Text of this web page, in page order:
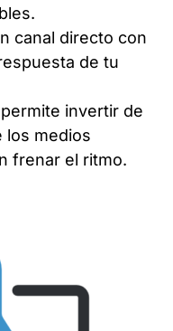
canal directo con
de tu
invertir de
los medios
frenar el ritmo.